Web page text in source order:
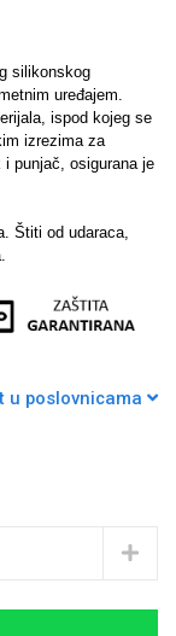
silikonskog
uređajem.
ispod kojeg se
izrezima za
punjač, osigurana je
Štiti od udaraca,
u poslovnicama